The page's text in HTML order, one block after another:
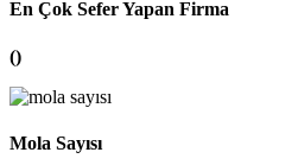
En Çok Sefer Yapan Firma
()
Mola Sayısı